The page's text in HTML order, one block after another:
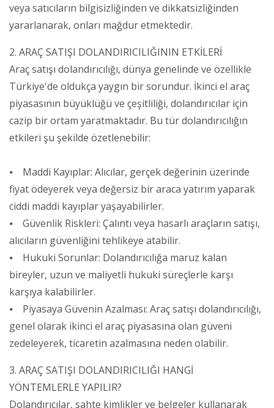
veya satıcıların bilgisizliğinden ve dikkatsizliğinden
yararlanarak, onları mağdur etmektedir.
2. ARAÇ SATIŞI DOLANDIRICILIĞININ ETKİLERİ
Araç satışı dolandırıcılığı, dünya genelinde ve özellikle
Türkiye'de oldukça yaygın bir sorundur. İkinci el araç
piyasasının büyüklüğü ve çeşitliliği, dolandırıcılar için
cazip bir ortam yaratmaktadır. Bu tür dolandırıcılığın
etkileri şu şekilde özetlenebilir:
⦁ Maddi Kayıplar: Alıcılar, gerçek değerinin üzerinde
fiyat ödeyerek veya değersiz bir araca yatırım yaparak
ciddi maddi kayıplar yaşayabilirler.
⦁ Güvenlik Riskleri: Çalıntı veya hasarlı araçların satışı,
alıcıların güvenliğini tehlikeye atabilir.
⦁ Hukuki Sorunlar: Dolandırıcılığa maruz kalan
bireyler, uzun ve maliyetli hukuki süreçlerle karşı
karşıya kalabilirler.
⦁ Piyasaya Güvenin Azalması: Araç satışı dolandırıcılığı,
genel olarak ikinci el araç piyasasına olan güveni
zedeleyerek, ticaretin azalmasına neden olabilir.
3. ARAÇ SATIŞI DOLANDIRICILIĞI HANGİ
YÖNTEMLERLE YAPILIR?
Dolandırıcılar, sahte kimlikler ve belgeler kullanarak